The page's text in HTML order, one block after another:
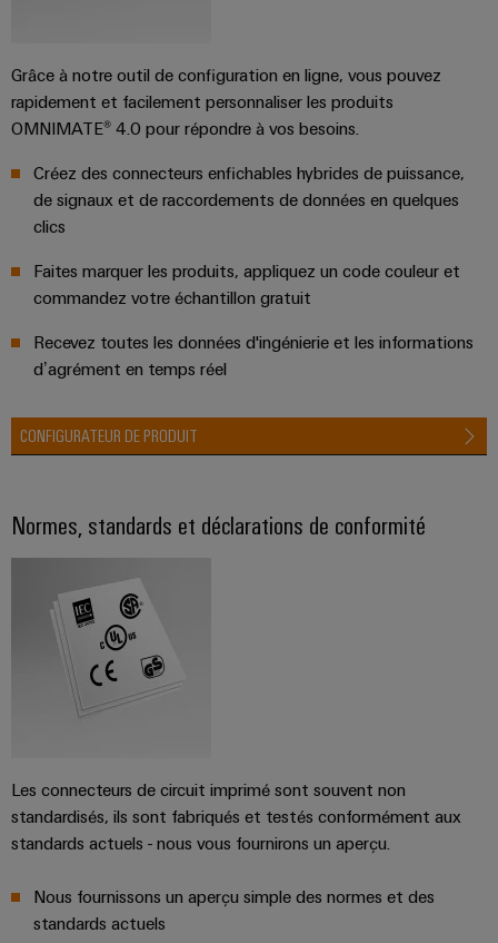
Grâce à notre outil de configuration en ligne, vous pouvez
rapidement et facilement personnaliser les produits
OMNIMATE® 4.0 pour répondre à vos besoins.
Créez des connecteurs enfichables hybrides de puissance,
de signaux et de raccordements de données en quelques
clics
Faites marquer les produits, appliquez un code couleur et
commandez votre échantillon gratuit
Recevez toutes les données d'ingénierie et les informations
d’agrément en temps réel
CONFIGURATEUR DE PRODUIT
Normes, standards et déclarations de conformité
Les connecteurs de circuit imprimé sont souvent non
standardisés, ils sont fabriqués et testés conformément aux
standards actuels - nous vous fournirons un aperçu.
Nous fournissons un aperçu simple des normes et des
standards actuels